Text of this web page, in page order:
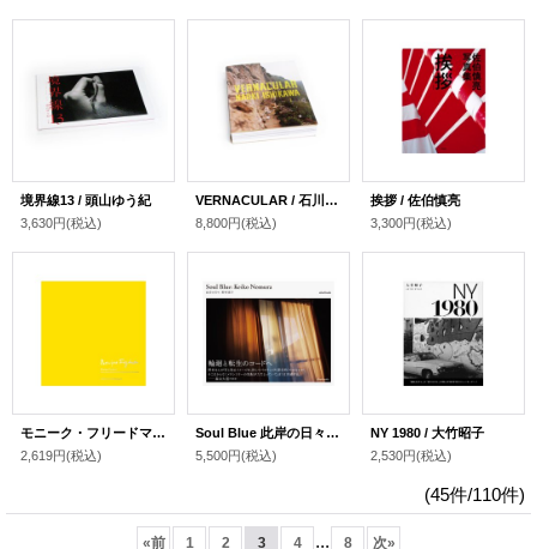
境界線13 / 頭山ゆう紀
3,630円(税込)
VERNACULAR / 石川直樹
8,800円(税込)
挨拶 / 佐伯慎亮
3,300円(税込)
モニーク・フリードマン作品集 / Monique Frydman
2,619円(税込)
Soul Blue 此岸の日々 / 野村恵子
5,500円(税込)
NY 1980 / 大竹昭子
2,530円(税込)
(45件/110件)
«前 1 2 3 4 ... 8 次»